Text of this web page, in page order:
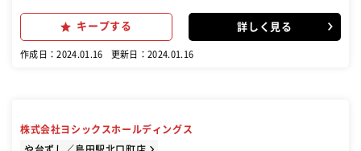
考慮)。接客や調理、店舗マネジメント、アルバイ トの面接といっ
た、店舗運営業務を行っていただきます。
キープする 詳しく見る
作成日：2024.01.16 更新日：2024.01.16
株式会社ヨシックスホールディングス